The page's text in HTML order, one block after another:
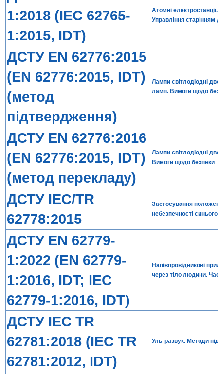
1:2018 (IEC 62765-
1:2015, IDT)
Атомні
Управління
ДСТУ EN 62776:2015
(EN 62776:2015, IDT)
(метод
підтвердження)
Лампи світлодіодні
ламп. Вимоги щодо
ДСТУ EN 62776:2016
(EN 62776:2015, IDT)
(метод перекладу)
Лампи світлодіодні
Вимоги щодо безпеки
ДСТУ IEC/TR
62778:2015
Застосування
небезпечності
ДСТУ EN 62779-
1:2022 (EN 62779-
1:2016, IDT; IEC
62779-1:2016, IDT)
Напівпровідникові
через тіло людини.
ДСТУ IEC TR
62781:2018 (IEC TR
62781:2012, IDT)
Ультразвук. Методи